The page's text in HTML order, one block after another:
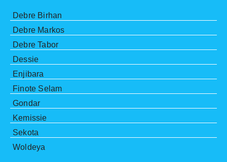
Debre Birhan
Debre Markos
Debre Tabor
Dessie
Enjibara
Finote Selam
Gondar
Kemissie
Sekota
Woldeya